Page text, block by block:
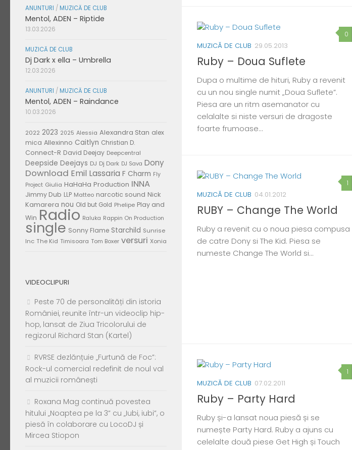
0
MUZICĂ DE CLUB 29.05.2013
Ruby – Doua Suflete
Dupa o multime de hituri, Ruby a revenit
cu un nou single numit „Doua Suflete”.
Piesa are un ritm asemanator cu
celalalte si niste versuri de dragoste
foarte frumoase…
1
MUZICĂ DE CLUB 04.01.2012
RUBY – Change The World
Ruby a revenit cu o noua piesa compusa
de catre Dony si The Kid. Piesa se
numeste Change The World si…
1
MUZICĂ DE CLUB 07.02.2011
Ruby – Party Hard
Ruby și-a lansat noua piesă și se
numește Party Hard. Ruby a ajuns cu
celelalte două piese Get High și Touch
ANUNTURI / MUZICĂ DE CLUB
Mentol, ADEN – Riptide
13.03.2026
MUZICĂ DE CLUB
Dj Dark x ella – Umbrella
12.03.2026
ANUNTURI / MUZICĂ DE CLUB
Mentol, ADEN – Raindance
10.03.2026
2022 2023 2025 Alessia Alexandra Stan alex
mica Allexinno Caitlyn Christian D.
Connect-R David Deejay Deepcentral
Deepside Deejays DJ Dj Dark DJ Sava Dony
Download Emil Lassaria F Charm Fly
Project Giulia HaHaHa Production INNA
Jimmy Dub LLP Matteo narcotic sound Nick
Kamarera nou Old but Gold Phelipe Play and
Win Radio Raluka Rappin On Production
single Sonny Flame Starchild Sunrise
Inc The Kid Timisoara Tom Boxer versuri Xonia
VIDEOCLIPURI
Peste 70 de personalități din istoria
României, reunite într-un videoclip hip-
hop, lansat de Ziua Tricolorului de
regizorul Richard Stan (Kartel)
RVRSE dezlănțuie „Furtună de Foc”:
Rock-ul comercial redefinit de noul val
al muzicii românești
Roxana Mag continuă povestea
hitului „Noaptea pe la 3” cu „Iubi, iubi”, o
piesă în colaborare cu LocoDJ și
Mircea Stiopon